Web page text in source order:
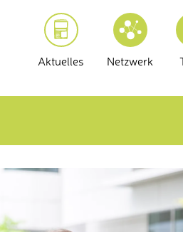
Aktuelles Netzwerk